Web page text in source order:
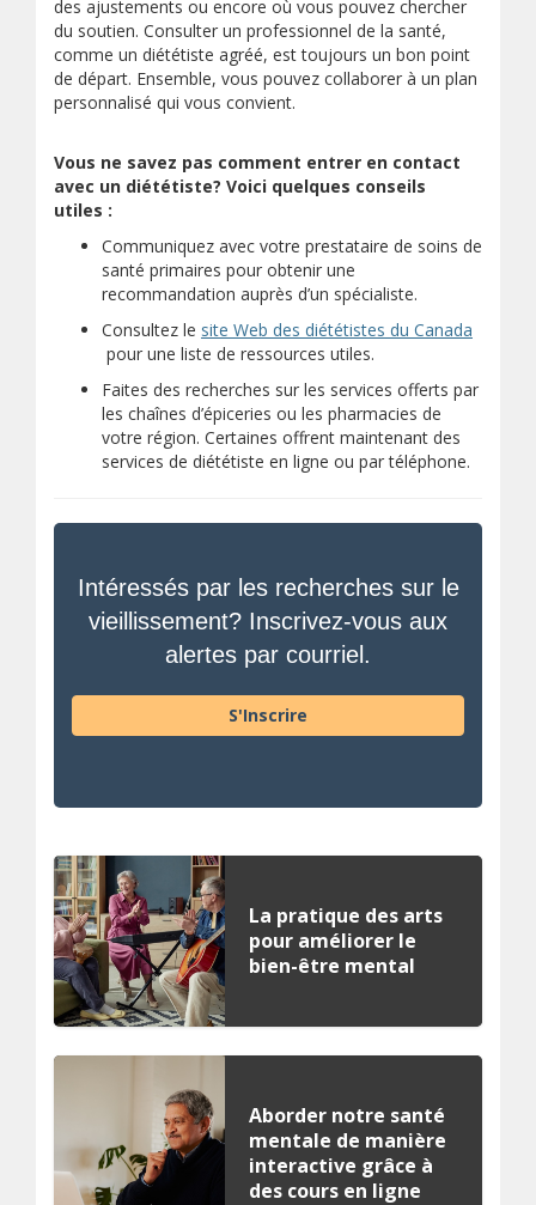
des ajustements ou encore où vous pouvez chercher
du soutien. Consulter un professionnel de la santé,
comme un diététiste agréé, est toujours un bon point
de départ. Ensemble, vous pouvez collaborer à un plan
personnalisé qui vous convient.
Vous ne savez pas comment entrer en contact
avec un diététiste? Voici quelques conseils
utiles :
Communiquez avec votre prestataire de soins de
santé primaires pour obtenir une
recommandation auprès d’un spécialiste.
Consultez le site Web des diététistes du Canada
(s’ouvre sur un autre site)
pour une liste de ressources utiles.
Faites des recherches sur les services offerts par
les chaînes d’épiceries ou les pharmacies de
votre région. Certaines offrent maintenant des
services de diététiste en ligne ou par téléphone.
Intéressés par les recherches sur le
vieillissement? Inscrivez-vous aux
alertes par courriel.
S'Inscrire
La pratique des arts
pour améliorer le
bien-être mental
Aborder notre santé
mentale de manière
interactive grâce à
des cours en ligne